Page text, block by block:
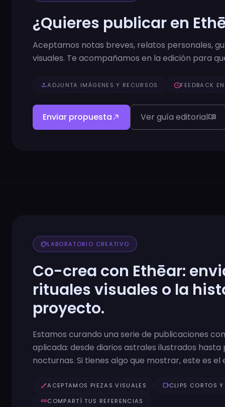
¿Quieres publicar en
Aceptamos notas breves, relatos personales,
visuales. Te acompañamos en la edición para
uploadADJUNTA IMÁGENES Y RECURSOS scheduleFEEDBACK
Enviar propuesta north_east Ver guía editorialmenu_book
paletteLABORATORIO CREATIVO
Co-crea con Ethēar:
rituales visuales o la
proyecto.
Estamos curando una serie de publicaciones
aplicada: desde diarios astrales ilustrados hasta
nocturnas. Si tienes algo que mostrar, este es el
brushACEPTAMOS PIEZAS VISUALES videocamCLIPS CORTOS Y
linkCOMPARTÍ TUS REFERENCIAS